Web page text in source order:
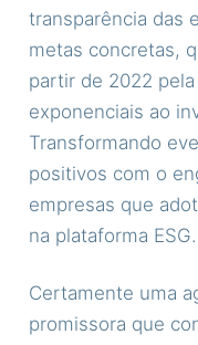
transparência das
metas concretas,
partir de 2022
exponenciais ao
Transformando
positivos com o
empresas que
na plataforma ESG.
Certamente uma
promissora que